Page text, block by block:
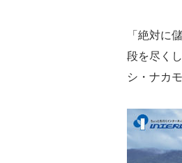
「絶対に
段を尽く
シ・ナカ